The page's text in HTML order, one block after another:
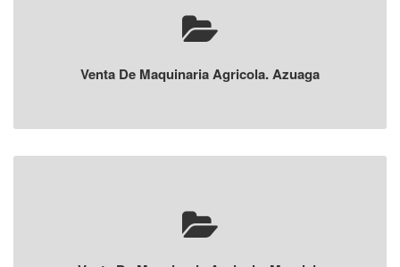
Venta De Maquinaria Agricola. Azuaga